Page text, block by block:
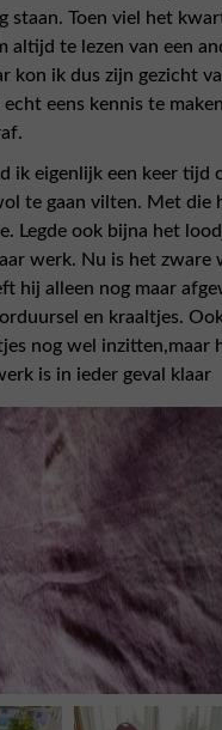
staan. Toen viel het
altijd te lezen van een
kon ik dus zijn gezicht
eens kennis te
ik eigenlijk een keer tijd
te gaan vilten. Met die
Legde ook bijna het
werk. Nu is het zware
hij alleen nog maar
en kraaltjes.
nog wel inzitten,maar
is in ieder geval klaar